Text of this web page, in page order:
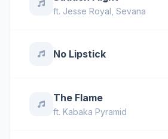
ft. Jesse Royal Sevana
No Lipstick
The Flame
ft. Kabaka Pyramid